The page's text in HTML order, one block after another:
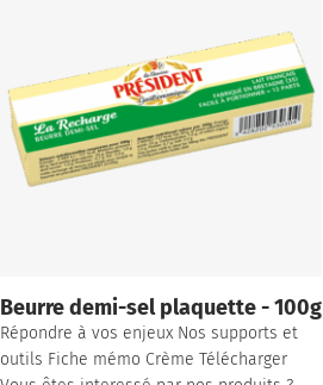
Beurre demi-sel plaquette - 100g
Répondre à vos enjeux Nos supports et
outils Fiche mémo Crème Télécharger